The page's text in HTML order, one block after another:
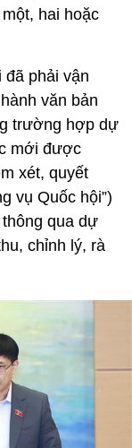
hai hoặc
đã phải vận
văn bản
trường hợp dự
mới được
xét, quyết
vụ Quốc hội”)
qua dự
chỉnh lý, rà